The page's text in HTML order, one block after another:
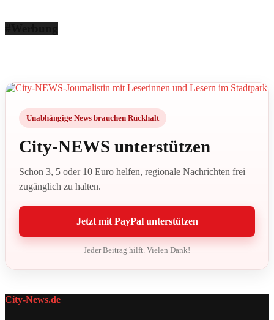
Unabhängige News brauchen Rückhalt
City-NEWS unterstützen
Schon 3, 5 oder 10 Euro helfen, regionale Nachrichten frei
zugänglich zu halten.
Jetzt mit PayPal unterstützen
Jeder Beitrag hilft. Vielen Dank!
City-News.de